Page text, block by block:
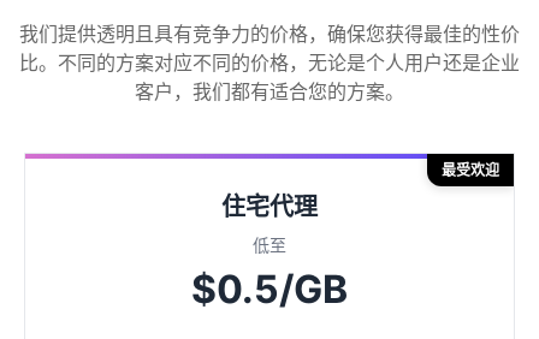
我们提供透明且具有竞争力的价格，确保您获得最佳的性价
比。不同的方案对应不同的价格，无论是个人用户还是企业
客户，我们都有适合您的方案。
住宅代理
低至
$0.5/GB
最受欢迎